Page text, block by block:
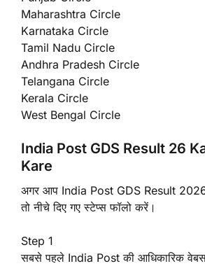
Maharashtra Circle
Karnataka Circle
Tamil Nadu Circle
Andhra Pradesh Circle
Telangana Circle
Kerala Circle
West Bengal Circle
India Post GDS Result 26
Kare
अगर आप India Post GDS Result
तो नीचे दिए गए स्टेप्स फॉलो करें।
Step 1
सबसे पहले India Post की आधिकारिक